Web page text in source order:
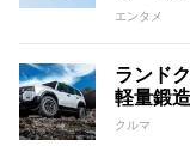
エンタメ
ランド
軽量鍛
クルマ